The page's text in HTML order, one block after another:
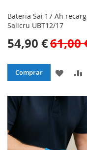
Bateria Sai 17 Ah
Salicru UBT12/17
54,90 €61,00
Comprar
AÑADIR
LISTA
DE